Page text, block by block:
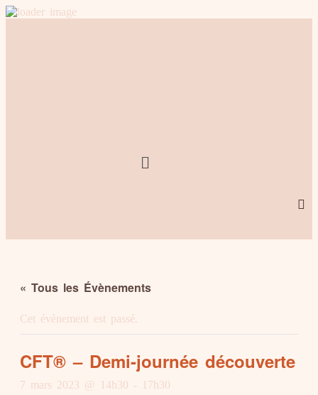
Menu
« Tous les Évènements
Cet évènement est passé.
CFT® – Demi-journée découverte
7 mars 2023 @ 14h30 - 17h30